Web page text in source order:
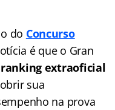
do Concurso
é que o Gran
ranking extraoficial
sua
na prova